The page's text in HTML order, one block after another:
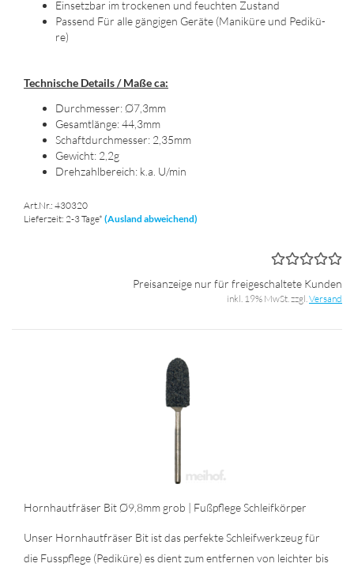
Ein­setz­bar im tro­cke­nen und feuch­ten Zu­stand
Pas­send Für alle gän­gi­gen Ge­rä­te (Ma­ni­kü­re und Pe­di­kü­
re)
Tech­ni­sche De­tails / Maße ca:
Durch­mes­ser: Ø7,3mm
Ge­samt­län­ge: 44,3mm
Schaft­durch­mes­ser: 2,35mm
Ge­wicht: 2,2g
Dreh­zahl­be­reich: k.a. U/min
Art.Nr.: 430320
Lieferzeit: 2-3 Tage* (Ausland abweichend)
Preisanzeige nur für freigeschaltete Kunden
inkl. 19% MwSt. zzgl.Versand
Horn­haut­frä­ser Bit Ø9,8mm grob | Fuß­pfle­ge Schleif­kör­per
Unser Horn­haut­frä­ser Bit ist das per­fek­te Schleif­werk­zeug für
die Fuss­pfle­ge (Pe­di­kü­re) es dient zum ent­fer­nen von leich­ter bis